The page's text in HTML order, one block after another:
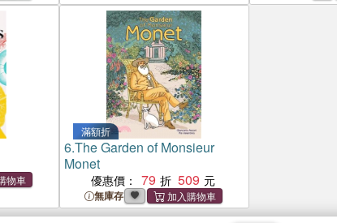
滿額折
6.The Garden of Monsieur
Monet
優惠價： 79 509
無庫存